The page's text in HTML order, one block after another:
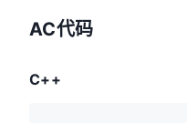
AC代码
C++